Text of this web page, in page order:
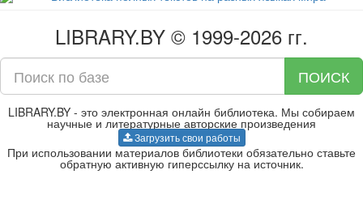
LIBRARY.BY © 1999-2026 гг.
ПОИСК
LIBRARY.BY - это электронная онлайн библиотека. Мы собираем
научные и литературные авторские произведения
Загрузить свои работы
При использовании материалов библиотеки обязательно ставьте
обратную активную гиперссылку на источник.